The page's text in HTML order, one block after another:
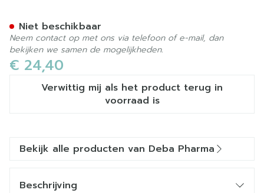
€ 24,40
Verwittig mij als het product terug in
voorraad is
Niet beschikbaar
Neem contact op met ons via telefoon of e-mail, dan
bekijken we samen de mogelijkheden.
Bekijk alle producten van Deba Pharma
Beschrijving